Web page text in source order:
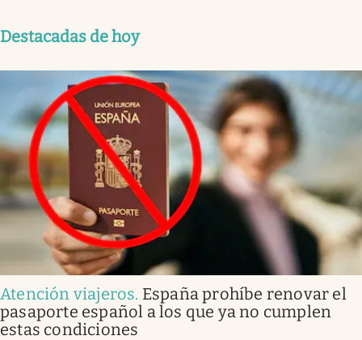
Destacadas de hoy
Atención viajeros. España prohíbe renovar el
pasaporte español a los que ya no cumplen
estas condiciones